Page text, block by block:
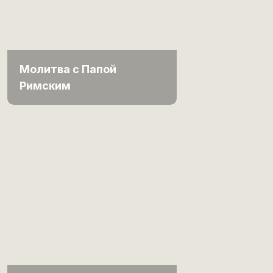
Молитва с Папой
Римским